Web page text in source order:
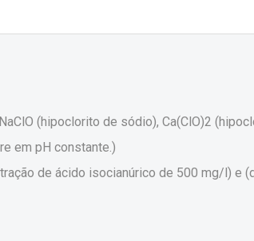
(hipoclorito de sódio), Ca(ClO)2
em pH constante.)
de ácido isocianúrico de 500 mg/l) e